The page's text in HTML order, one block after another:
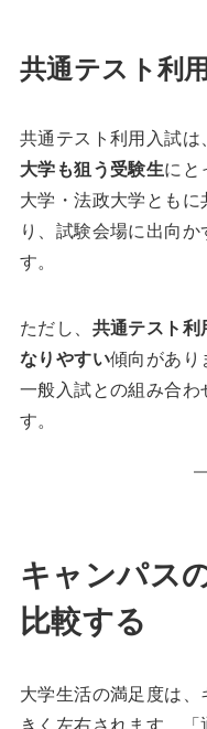
共通テスト利
共通テスト利用入試は
大学も狙う受験生にと
大学・法政大学とも
り、試験会場に出向
す。
ただし、 共通テスト利
なりやすい傾向があり
一般入試との組み合
す。
キャンパス
比較する
大学生活の満足度は